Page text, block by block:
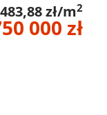
Hale
zł/m2
000 zł